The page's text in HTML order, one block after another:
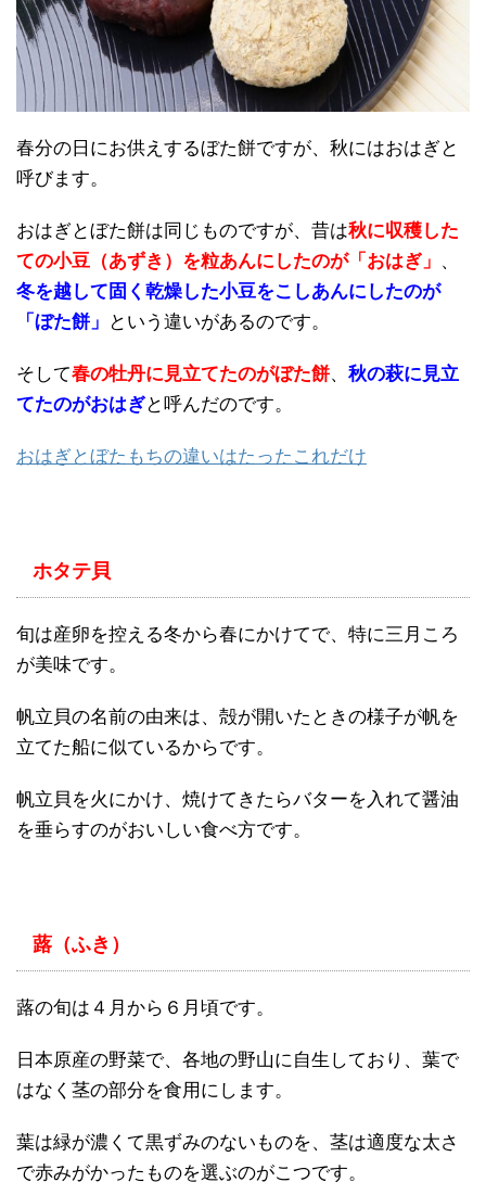
春分の日にお供えするぼた餅ですが、秋にはおはぎと
呼びます。
おはぎとぼた餅は同じものですが、昔は秋に収穫した
ての小豆（あずき）を粒あんにしたのが「おはぎ」 、
冬を越して固く乾燥した小豆をこしあんにしたのが
「ぼた餅」
という違いがあるのです。
そして春の牡丹に見立てたのがぼた餅、 秋の萩に見立
てたのがおはぎと呼んだのです。
おはぎとぼたもちの違いはたったこれだけ
ホタテ貝
旬は産卵を控える冬から春にかけてで、特に三月ころ
が美味です。
帆立貝の名前の由来は、殻が開いたときの様子が帆を
立てた船に似ているからです。
帆立貝を火にかけ、焼けてきたらバターを入れて醤油
を垂らすのがおいしい食べ方です。
蕗（ふき）
蕗の旬は４月から６月頃です。
日本原産の野菜で、各地の野山に自生しており、葉で
はなく茎の部分を食用にします。
葉は緑が濃くて黒ずみのないものを、茎は適度な太さ
で赤みがかったものを選ぶのがこつです。